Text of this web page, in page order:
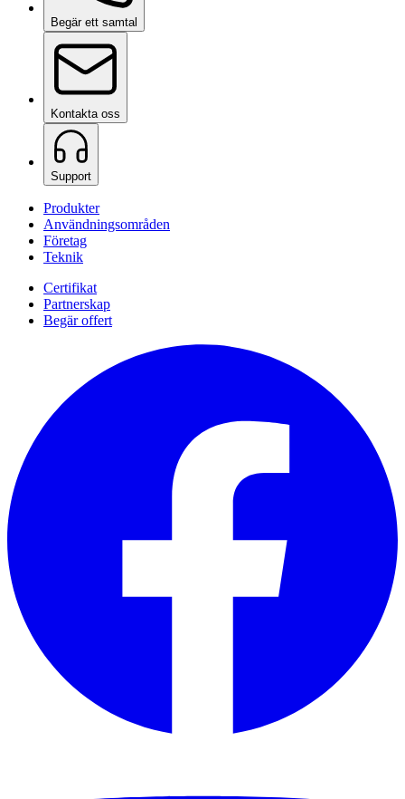
Begär ett samtal
Kontakta oss
Support
Produkter
Användningsområden
Företag
Teknik
Certifikat
Partnerskap
Begär offert